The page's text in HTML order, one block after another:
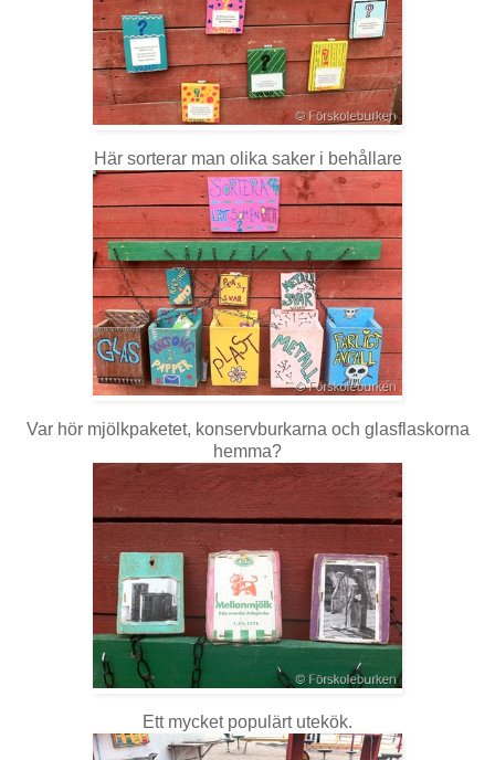
Här sorterar man olika saker i behållare
Var hör mjölkpaketet, konservburkarna och glasflaskorna
hemma?
Ett mycket populärt utekök.